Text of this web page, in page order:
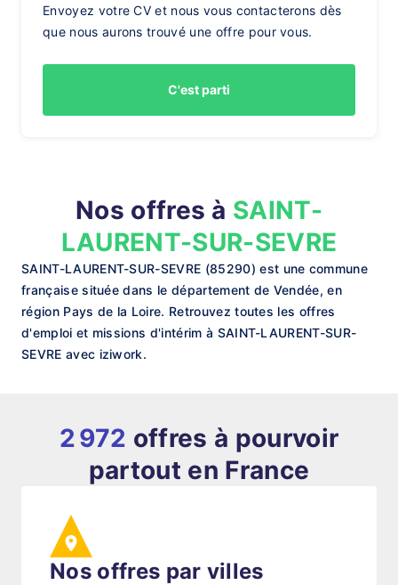
Envoyez votre CV et nous vous contacterons dès
que nous aurons trouvé une offre pour vous.
C'est parti
Nos offres à SAINT-
LAURENT-SUR-SEVRE
SAINT-LAURENT-SUR-SEVRE (85290) est une commune
française située dans le département de Vendée, en
région Pays de la Loire. Retrouvez toutes les offres
d'emploi et missions d'intérim à SAINT-LAURENT-SUR-
SEVRE avec iziwork.
2 972 offres à pourvoir
partout en France
Nos offres par villes